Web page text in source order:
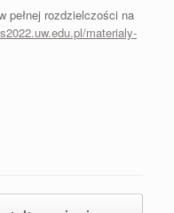
pełnej rozdzielczości na
materialy-